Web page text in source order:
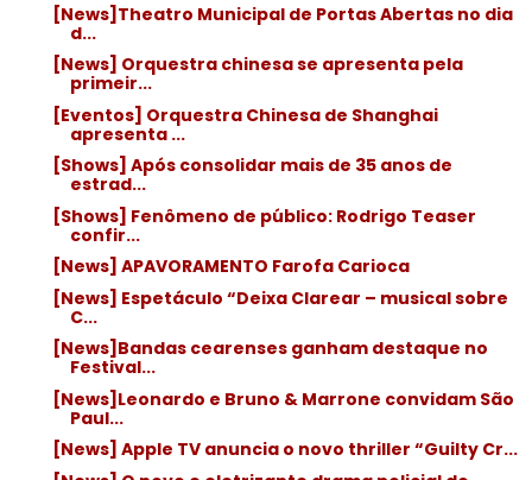
[News]Theatro Municipal de Portas Abertas no dia
d...
[News] Orquestra chinesa se apresenta pela
primeir...
[Eventos] Orquestra Chinesa de Shanghai
apresenta ...
[Shows] Após consolidar mais de 35 anos de
estrad...
[Shows] Fenômeno de público: Rodrigo Teaser
confir...
[News] APAVORAMENTO Farofa Carioca
[News] Espetáculo “Deixa Clarear – musical sobre
C...
[News]Bandas cearenses ganham destaque no
Festival...
[News]Leonardo e Bruno & Marrone convidam São
Paul...
[News] Apple TV anuncia o novo thriller “Guilty Cr...